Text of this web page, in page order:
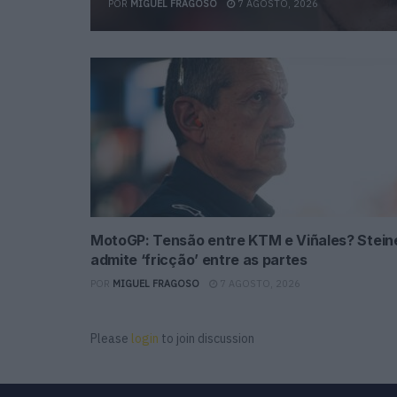
POR MIGUEL FRAGOSO 7 AGOSTO, 2026
MotoGP: Tensão entre KTM e Viñales?
admite ‘fricção’ entre as partes
MIGUEL FRAGOSO 7 AGOSTO, 2026
Please login to join discussion